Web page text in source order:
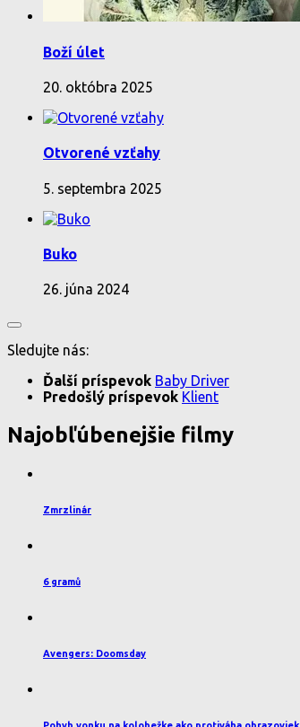
Boží úlet
20. októbra 2025
Otvorené vzťahy
5. septembra 2025
Buko
26. júna 2024
Sledujte nás:
Ďalší príspevok Baby Driver
Predošlý príspevok Klient
Najobľúbenejšie filmy
Zmrzlinár
6 gramů
Avengers: Doomsday